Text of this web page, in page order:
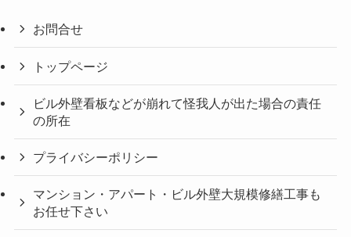
お問合せ
トップページ
ビル外壁看板などが崩れて怪我人が出た場合の責任
の所在
プライバシーポリシー
マンション・アパート・ビル外壁大規模修繕工事も
お任せ下さい